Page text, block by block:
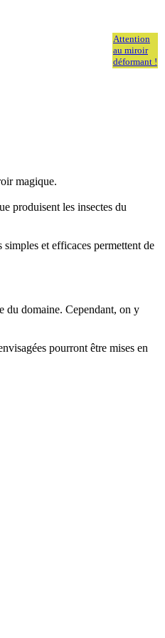
Attention
au miroir
déformant !
magique.
produisent les insectes du
et efficaces permettent de
du domaine. Cependant, on y
pourront être mises en